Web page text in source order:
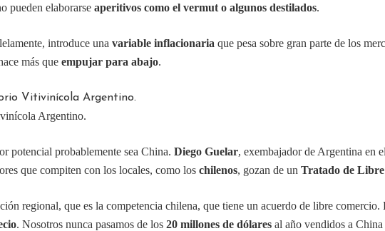
pueden elaborarse aperitivos como el vermut o algunos destilados.
introduce una variable inflacionaria que pesa sobre gran parte de los
más que empujar para abajo.
Argentino.
potencial probablemente sea China. Diego Guelar, exembajador de Argentina en
que compiten con los locales, como los chilenos, gozan de un Tratado de
regional, que es la competencia chilena, que tiene un acuerdo de libre
. Nosotros nunca pasamos de los 20 millones de dólares al año vendidos a